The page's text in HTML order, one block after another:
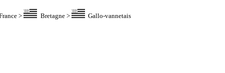
> Bretagne>
Gallo-vannetais